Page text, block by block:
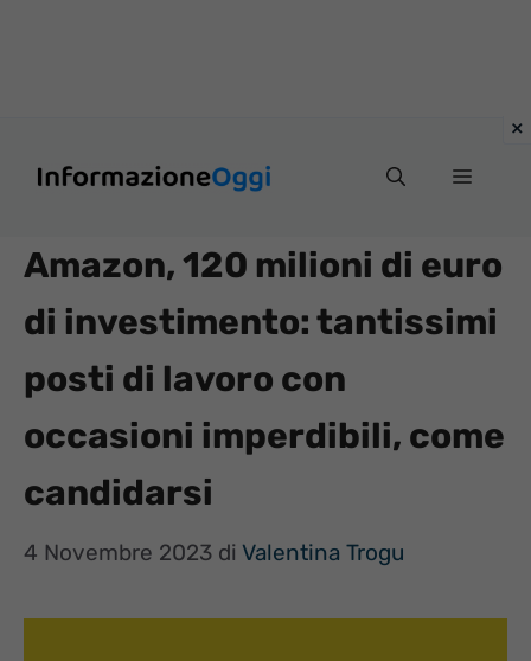
Menu
Amazon, 120 milioni di euro
di investimento: tantissimi
posti di lavoro con
occasioni imperdibili, come
candidarsi
4 Novembre 2023 di Valentina Trogu